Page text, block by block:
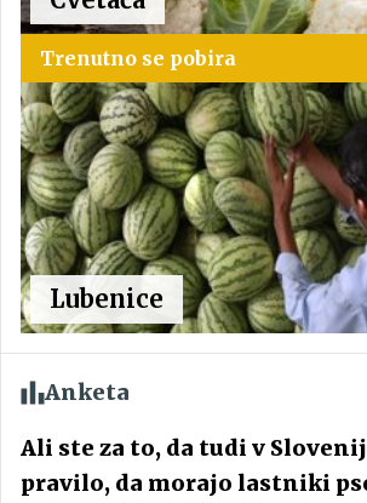
Trenutno se pobira
Lubenice
Anketa
Ali ste za to, da tudi v
pravilo, da morajo lastniki